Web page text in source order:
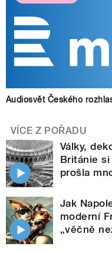
Audiosvět Českého
VÍCE Z POŘADU
Války,
Británie
prošla
Jak
moderní
„věčně